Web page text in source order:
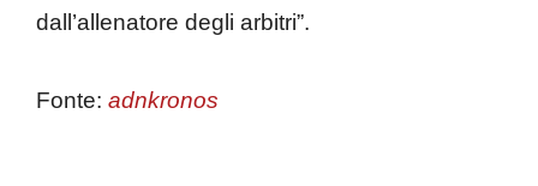
dall’allenatore degli arbitri”.
Fonte: adnkronos